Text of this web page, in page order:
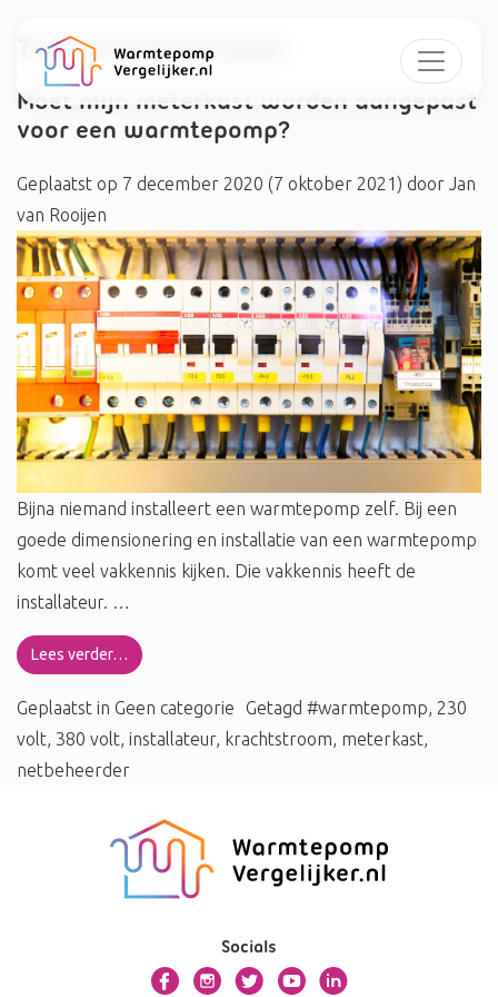
Tag:krachtstroom
Moet mijn meterkast worden aangepast
voor een warmtepomp?
Geplaatst op 7 december 2020 (7 oktober 2021) door Jan
van Rooijen
Bijna niemand installeert een warmtepomp zelf. Bij een
goede dimensionering en installatie van een warmtepomp
komt veel vakkennis kijken. Die vakkennis heeft de
installateur. …
Lees verder…
Geplaatst in Geen categorie Getagd #warmtepomp 230
volt 380 volt installateur, krachtstroom meterkast
netbeheerder
Socials